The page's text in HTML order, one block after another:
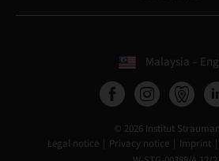
Malaysia –
© 2026 Institut
Legal notice
Privacy notice Imprint